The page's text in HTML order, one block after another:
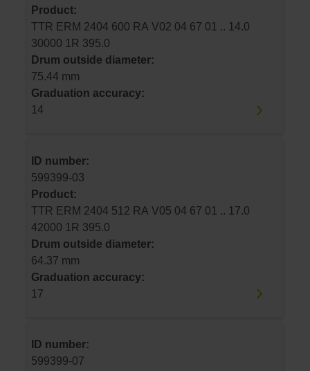
Product:
TTR ERM 2404 600 RA V02 04 67 01 .. 14.0
30000 1R 395.0
Drum outside diameter:
75.44 mm
Graduation accuracy:
14
ID number:
599399-03
Product:
TTR ERM 2404 512 RA V05 04 67 01 .. 17.0
42000 1R 395.0
Drum outside diameter:
64.37 mm
Graduation accuracy:
17
ID number:
599399-07